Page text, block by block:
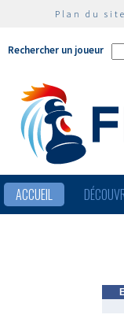
Plan du site
Rechercher un joueur
ACCUEIL